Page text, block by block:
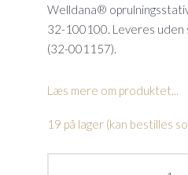
Welldana®
32-100100. Leveres
(32-001157).
Læs mere om produktet...
19 på lager (kan bestilles